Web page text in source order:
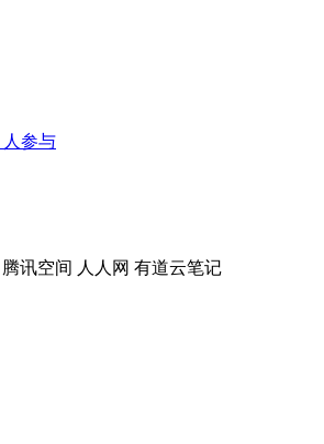
人参与
腾讯空间 人人网 有道云笔记